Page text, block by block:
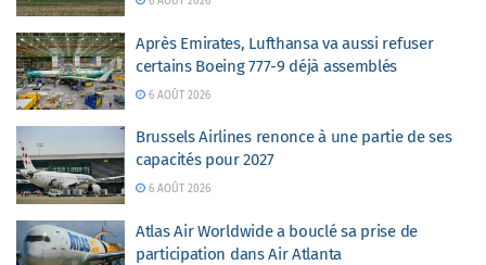
Après Emirates, Lufthansa va aussi refuser
certains Boeing 777-9 déjà assemblés
6 AOÛT 2026
Brussels Airlines renonce à une partie de ses
capacités pour 2027
6 AOÛT 2026
Atlas Air Worldwide a bouclé sa prise de
participation dans Air Atlanta